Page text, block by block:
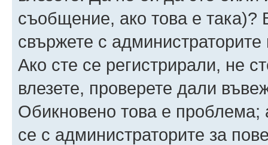
съобщение, ако това е така)?
свържете с
Ако сте се регистрирали, не
влезете, проверете дали
Обикновено това е проблема;
се с администраторите за